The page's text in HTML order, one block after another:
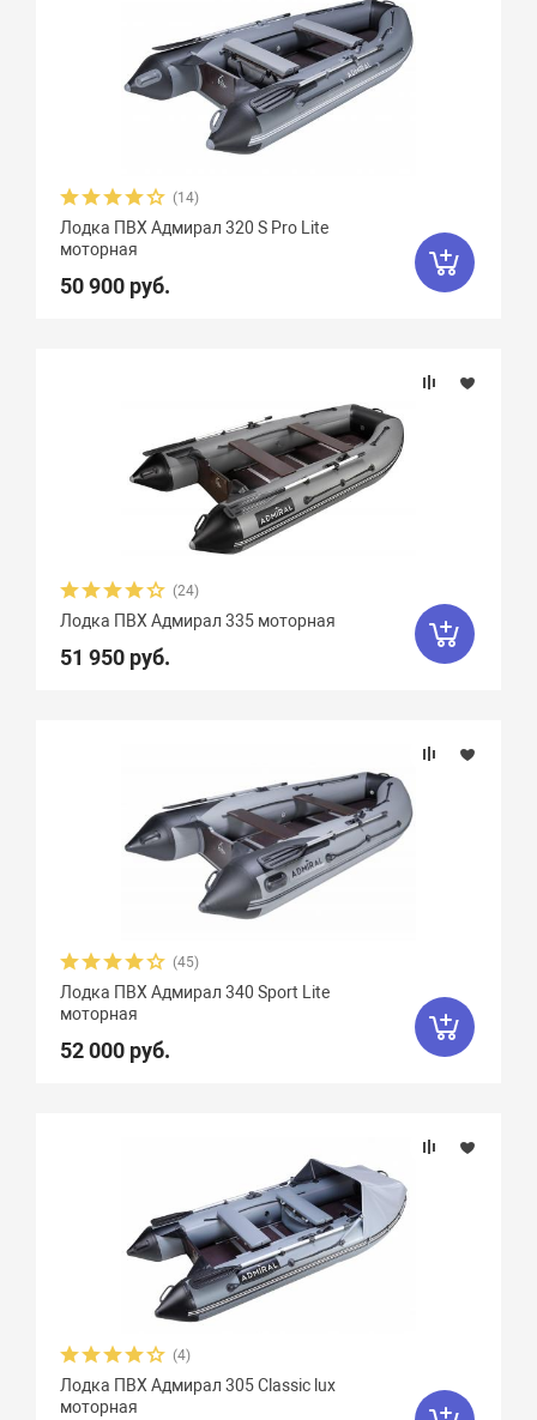
(14)
Лодка ПВХ Адмирал 320 S Pro Lite
моторная
50 900 руб.
(24)
Лодка ПВХ Адмирал 335 моторная
51 950 руб.
(45)
Лодка ПВХ Адмирал 340 Sport Lite
моторная
52 000 руб.
(4)
Лодка ПВХ Адмирал 305 Classic lux
моторная